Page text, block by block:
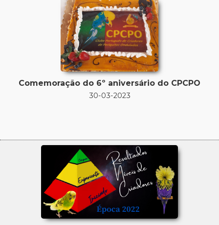
Comemoração do 6º aniversário do CPCPO
30-03-2023